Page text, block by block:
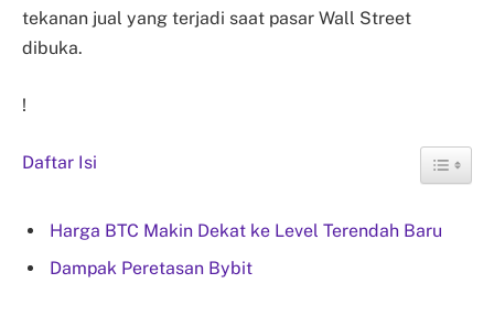
tekanan jual yang terjadi saat pasar Wall Street
dibuka.
!
Daftar Isi
Harga BTC Makin Dekat ke Level Terendah Baru
Dampak Peretasan Bybit